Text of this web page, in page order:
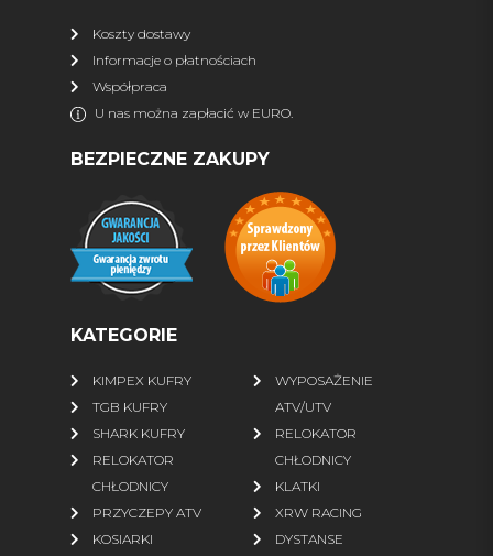
DLA QUADOWCA
Kaski Interkomy, nawigacja
Spodnie
Skarpety
Kurtki Spodnie
Wodery Komplety
Odzież polarowa
Koszty dostawy
Informacje o płatnościach
Współpraca
U nas można zapłacić w EURO.
BEZPIECZNE ZAKUPY
KATEGORIE
KIMPEX KUFRY
TGB KUFRY
SHARK KUFRY
RELOKATOR
CHŁODNICY
PRZYCZEPY ATV
KOSIARKI
WYPOSAŻENIE
ATV/UTV
RELOKATOR
CHŁODNICY
KLATKI
XRW RACING
DYSTANSE